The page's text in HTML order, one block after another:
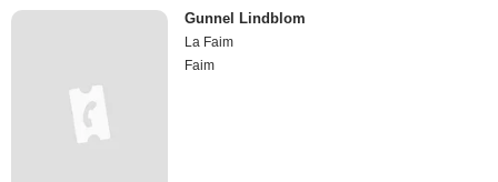
Gunnel Lindblom
La Faim
Faim